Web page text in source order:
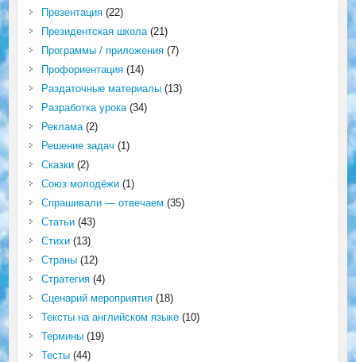
Презентация(22)
Президентская школа(21)
Программы / приложения(7)
Профориентация(14)
Раздаточные материалы(13)
Разработка урока(34)
Реклама(2)
Решение задач (1)
Сказки(2)
Союз молодёжи(1)
Спрашивали — отвечаем (35)
Статьи(43)
Стихи(13)
Страны(12)
Стратегия(4)
Сценарий мероприятия(18)
Тексты на английском языке(10)
Термины(19)
Тесты(44)